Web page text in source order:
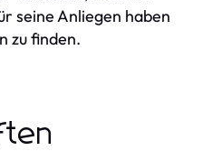
seine Anliegen haben
zu finden.